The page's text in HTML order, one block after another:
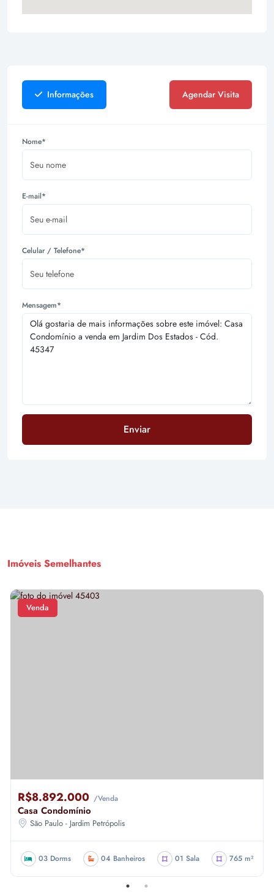
Informações Agendar Visita
Nome*
E-mail*
Celular / Telefone*
Mensagem*
Enviar
Imóveis Semelhantes
Venda
R$8.892.000 /Venda
Casa Condomínio
São Paulo - Jardim Petrópolis
03 Dorms 04 Banheiros 01 Sala 765 m²